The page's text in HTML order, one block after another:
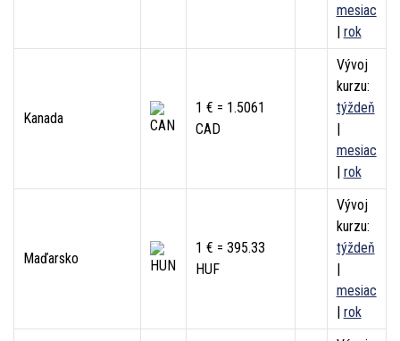
mesiac
| rok
Kanada
1 € = 1.5061
CAD
Vývoj
kurzu:
týždeň
|
mesiac
| rok
Maďarsko
1 € = 395.33
HUF
Vývoj
kurzu:
týždeň
|
mesiac
| rok